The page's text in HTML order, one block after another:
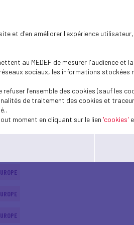
et d'en améliorer l'expérience
au MEDEF de mesurer l'audience
sociaux, les informations
refuser l'ensemble des cookies (sauf les
de traitement des cookies et
moment en cliquant sur le lien 'cookies'